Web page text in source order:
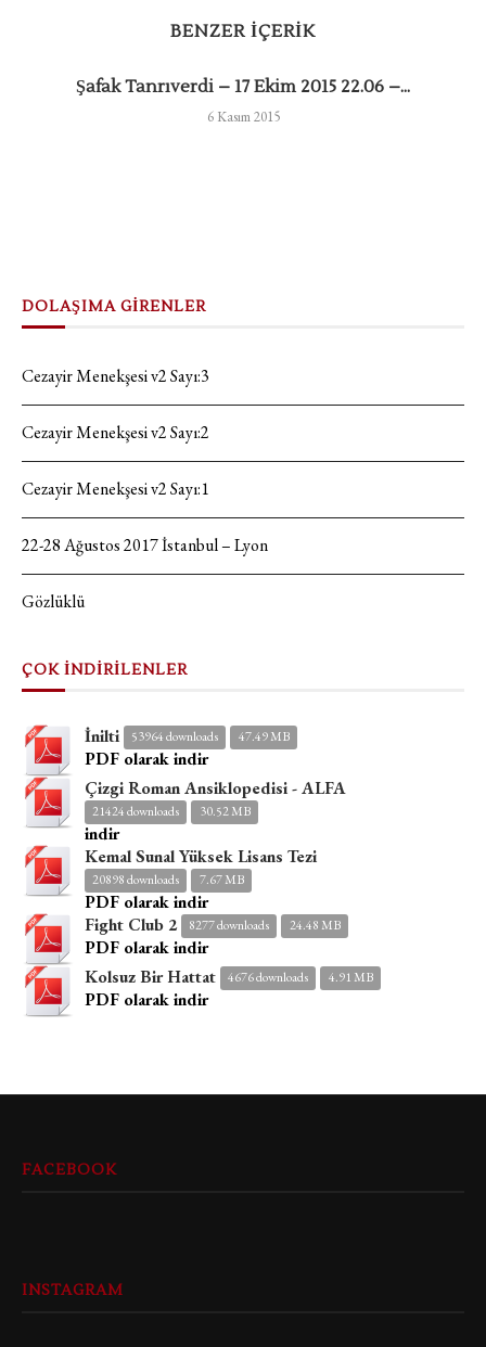
BENZER IÇERIK
Şafak Tanrıverdi – 17 Ekim 2015 22.06 –...
6 Kasım 2015
DOLAŞIMA GİRENLER
Cezayir Menekşesi v2 Sayı:3
Cezayir Menekşesi v2 Sayı:2
Cezayir Menekşesi v2 Sayı:1
22-28 Ağustos 2017 İstanbul – Lyon
Gözlüklü
ÇOK İNDİRİLENLER
İnilti 53964 downloads 47.49 MB
PDF olarak indir
Çizgi Roman Ansiklopedisi - ALFA
21424 downloads 30.52 MB
indir
Kemal Sunal Yüksek Lisans Tezi
20898 downloads 7.67 MB
PDF olarak indir
Fight Club 2
8277 downloads 24.48 MB
PDF olarak indir
Kolsuz Bir Hattat
4676 downloads 4.91 MB
PDF olarak indir
FACEBOOK
INSTAGRAM